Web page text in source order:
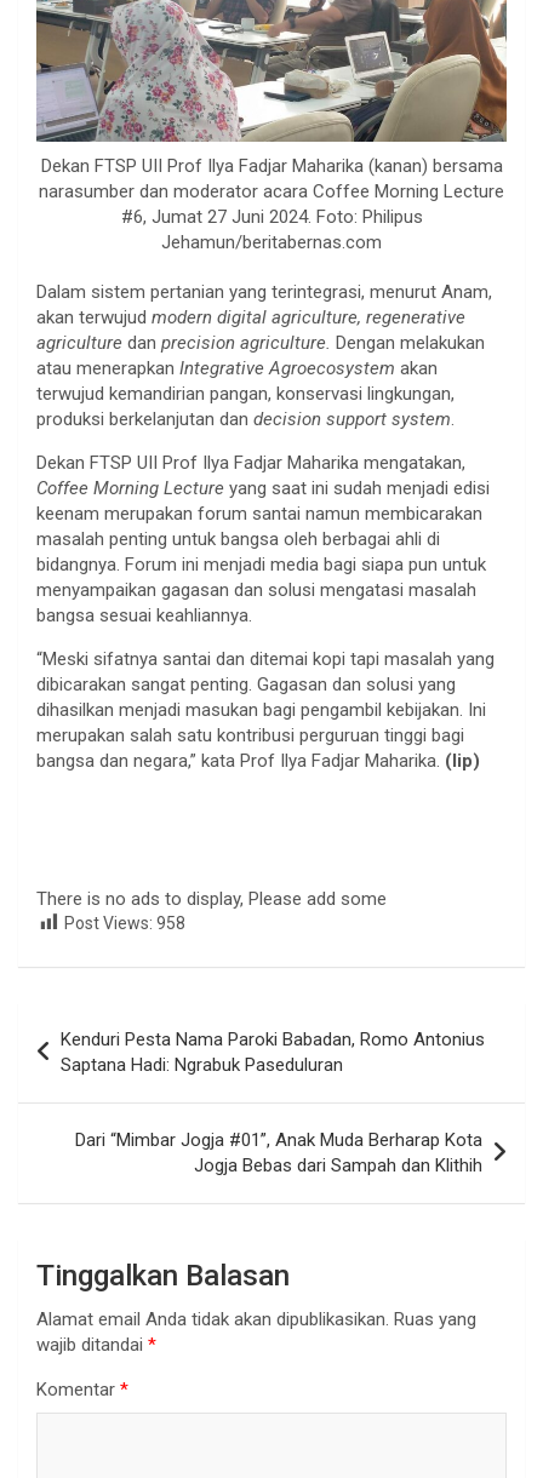
Dekan FTSP UII Prof Ilya Fadjar Maharika (kanan) bersama
narasumber dan moderator acara Coffee Morning Lecture
#6, Jumat 27 Juni 2024. Foto: Philipus
Jehamun/beritabernas.com
Dalam sistem pertanian yang terintegrasi, menurut Anam,
akan terwujud modern digital agriculture, regenerative
agriculture dan precision agriculture. Dengan melakukan
atau menerapkan Integrative Agroecosystem akan
terwujud kemandirian pangan, konservasi lingkungan,
produksi berkelanjutan dan decision support system.
Dekan FTSP UII Prof Ilya Fadjar Maharika mengatakan,
Coffee Morning Lecture yang saat ini sudah menjadi edisi
keenam merupakan forum santai namun membicarakan
masalah penting untuk bangsa oleh berbagai ahli di
bidangnya. Forum ini menjadi media bagi siapa pun untuk
menyampaikan gagasan dan solusi mengatasi masalah
bangsa sesuai keahliannya.
“Meski sifatnya santai dan ditemai kopi tapi masalah yang
dibicarakan sangat penting. Gagasan dan solusi yang
dihasilkan menjadi masukan bagi pengambil kebijakan. Ini
merupakan salah satu kontribusi perguruan tinggi bagi
bangsa dan negara,” kata Prof Ilya Fadjar Maharika. (lip)
There is no ads to display, Please add some
Post Views: 958
pos
Kenduri Pesta Nama Paroki Babadan, Romo Antonius
Saptana Hadi: Ngrabuk Paseduluran
Dari “Mimbar Jogja #01”, Anak Muda Berharap Kota
Jogja Bebas dari Sampah dan Klithih
Tinggalkan Balasan
Alamat email Anda tidak akan dipublikasikan. Ruas yang
wajib ditandai *
Komentar *